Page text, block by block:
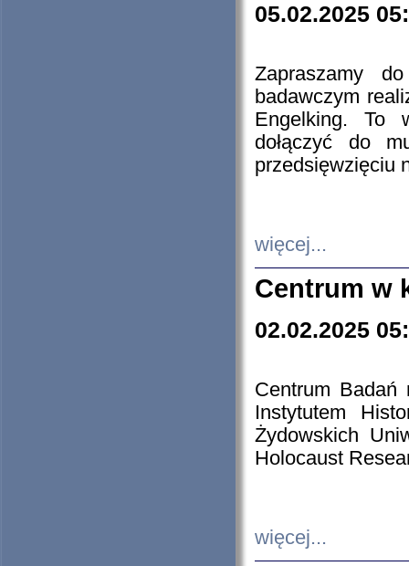
05.02.2025
Zapraszamy
badawczym
Engelking. To
dołączyć do
przedsięwzięciu
więcej...
Centrum w
02.02.2025
Centrum Badań
Instytutem
Żydowskich
Holocaust
więcej...